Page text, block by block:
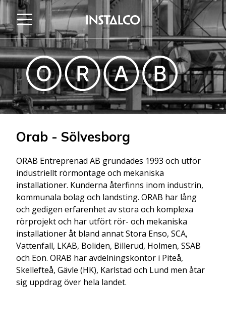
Hoppa till innehåll
Orab - Sölvesborg
ORAB Entreprenad AB grundades 1993 och utför
industriellt rörmontage och mekaniska
installationer. Kunderna återfinns inom industrin,
kommunala bolag och landsting. ORAB har lång
och gedigen erfarenhet av stora och komplexa
rörprojekt och har utfört rör- och mekaniska
installationer åt bland annat Stora Enso, SCA,
Vattenfall, LKAB, Boliden, Billerud, Holmen, SSAB
och Eon. ORAB har avdelningskontor i Piteå,
Skellefteå, Gävle (HK), Karlstad och Lund men åtar
sig uppdrag över hela landet.